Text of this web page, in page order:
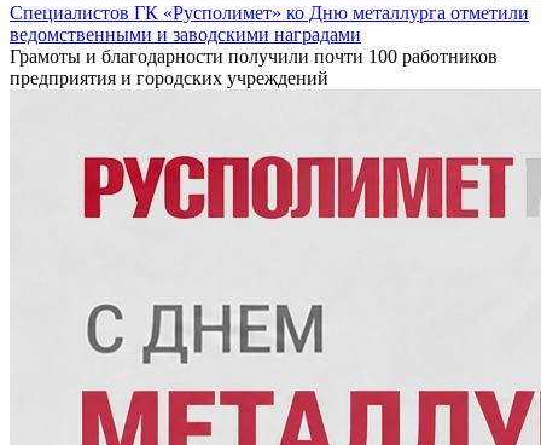
Специалистов ГК «Русполимет» ко Дню металлурга отметили
ведомственными и заводскими наградами
Грамоты и благодарности получили почти 100 работников
предприятия и городских учреждений